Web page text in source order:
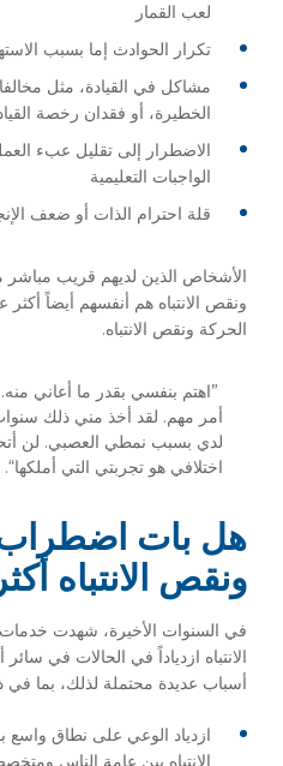
لعب القمار
تكرار الحوادث إما بسبب
مشاكل في القيادة، مثل
الخطيرة، أو فقدان رخصة
الاضطرار إلى تقليل عبء
الواجبات التعليمية
قلة احترام الذات أو ضعف
الأشخاص الذين لديهم قريب
ونقص الانتباه هم أنفسهم أيضاً
الحركة ونقص الانتباه.
”اهتم بنفسي بقدر ما أعاني منه.
أمر مهم. لقد أخذ مني ذلك
لدي بسبب نمطي العصبي. لن
اختلافي هو تجربتي التي أملكها“.
هل بات
ونقص الانتباه
في السنوات الأخيرة، شهدت
الانتباه ازدياداً في الحالات في
أسباب عديدة محتملة لذلك، بما في
ازدياد الوعي على نطاق
الانتباه بين عامة الناس